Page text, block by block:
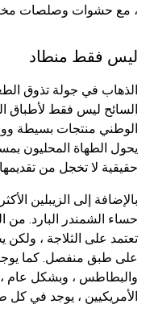
، مع حشوات وصلصات
ليس فقط منطاد
الذهاب في جولة تذوق
السائح ليس فقط لأطباق
الوطني منتجات بسيطة
يحول الطهاة المحليون
حقيقية لا تخجل من تقديمها
بالإضافة إلى الزيبلين
حساء الشمندر البارد. من
تعتمد على الثلاجة ،
على طبق منفصل. كما
والبطاطس ، وبشكل عام ،
الأمريكيين ، يوجد في كل